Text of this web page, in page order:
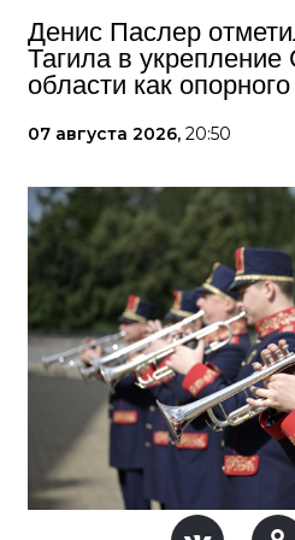
Денис Паслер
Тагила в укрепление
области как
07 августа 2026, 20:50